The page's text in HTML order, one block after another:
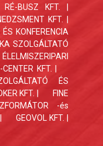
RÉ-BUSZ KFT. |
KFT. |
KONFERENCIA
SZOLGÁLTATÓ
KFT. |
ÉS
KFT. |
FINE
-és
GEOVOL KFT. |